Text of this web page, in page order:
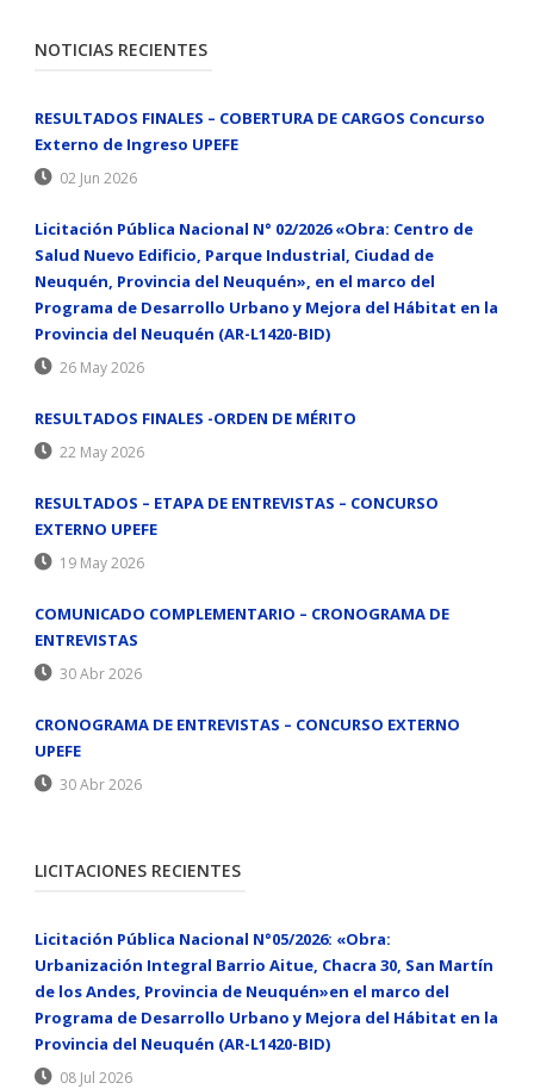
NOTICIAS RECIENTES
RESULTADOS FINALES – COBERTURA DE CARGOS Concurso
Externo de Ingreso UPEFE
02 Jun 2026
Licitación Pública Nacional N° 02/2026 «Obra: Centro de
Salud Nuevo Edificio, Parque Industrial, Ciudad de
Neuquén, Provincia del Neuquén», en el marco del
Programa de Desarrollo Urbano y Mejora del Hábitat en la
Provincia del Neuquén (AR-L1420-BID)
26 May 2026
RESULTADOS FINALES -ORDEN DE MÉRITO
22 May 2026
RESULTADOS – ETAPA DE ENTREVISTAS – CONCURSO
EXTERNO UPEFE
19 May 2026
COMUNICADO COMPLEMENTARIO – CRONOGRAMA DE
ENTREVISTAS
30 Abr 2026
CRONOGRAMA DE ENTREVISTAS – CONCURSO EXTERNO
UPEFE
30 Abr 2026
LICITACIONES RECIENTES
Licitación Pública Nacional N°05/2026: «Obra:
Urbanización Integral Barrio Aitue, Chacra 30, San Martín
de los Andes, Provincia de Neuquén»en el marco del
Programa de Desarrollo Urbano y Mejora del Hábitat en la
Provincia del Neuquén (AR-L1420-BID)
08 Jul 2026